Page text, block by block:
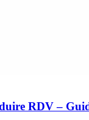
RDV –